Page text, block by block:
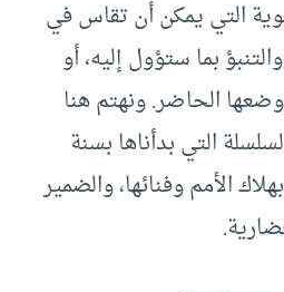
التي يمكن أن تقاس في
بما ستؤول إليه، أو
الحاضر. ونهتم هنا
التي بدأناها بسنة
بهلاك الأمم وفنائها، والضمير